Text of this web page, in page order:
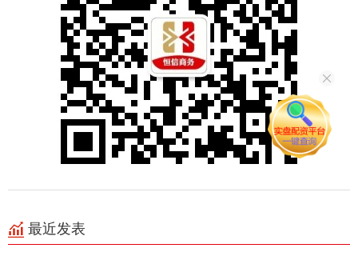
最近发表